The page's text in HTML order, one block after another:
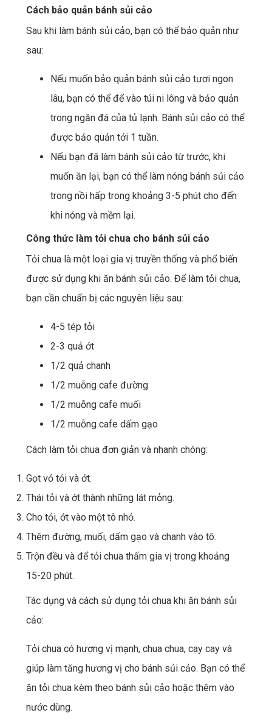
Cách bảo quản bánh sủi cảo
Sau khi làm bánh sủi cảo, bạn có thể bảo quản như
sau:
Nếu muốn bảo quản bánh sủi cảo tươi ngon
lâu, bạn có thể để vào túi ni lông và bảo quản
trong ngăn đá của tủ lạnh. Bánh sủi cảo có thể
được bảo quản tới 1 tuần.
Nếu bạn đã làm bánh sủi cảo từ trước, khi
muốn ăn lại, bạn có thể làm nóng bánh sủi cảo
trong nồi hấp trong khoảng 3-5 phút cho đến
khi nóng và mềm lại.
Công thức làm tỏi chua cho bánh sủi cảo
Tỏi chua là một loại gia vị truyền thống và phổ biến
được sử dụng khi ăn bánh sủi cảo. Để làm tỏi chua,
bạn cần chuẩn bị các nguyên liệu sau:
4-5 tép tỏi
2-3 quả ớt
1/2 quả chanh
1/2 muỗng cafe đường
1/2 muỗng cafe muối
1/2 muỗng cafe dấm gạo
Cách làm tỏi chua đơn giản và nhanh chóng:
Gọt vỏ tỏi và ớt.
Thái tỏi và ớt thành những lát mỏng.
Cho tỏi, ớt vào một tô nhỏ.
Thêm đường, muối, dấm gạo và chanh vào tô.
Trộn đều và để tỏi chua thấm gia vị trong khoảng
15-20 phút.
Tác dụng và cách sử dụng tỏi chua khi ăn bánh sủi
cảo:
Tỏi chua có hương vị mạnh, chua chua, cay cay và
giúp làm tăng hương vị cho bánh sủi cảo. Bạn có thể
ăn tỏi chua kèm theo bánh sủi cảo hoặc thêm vào
nước dùng.